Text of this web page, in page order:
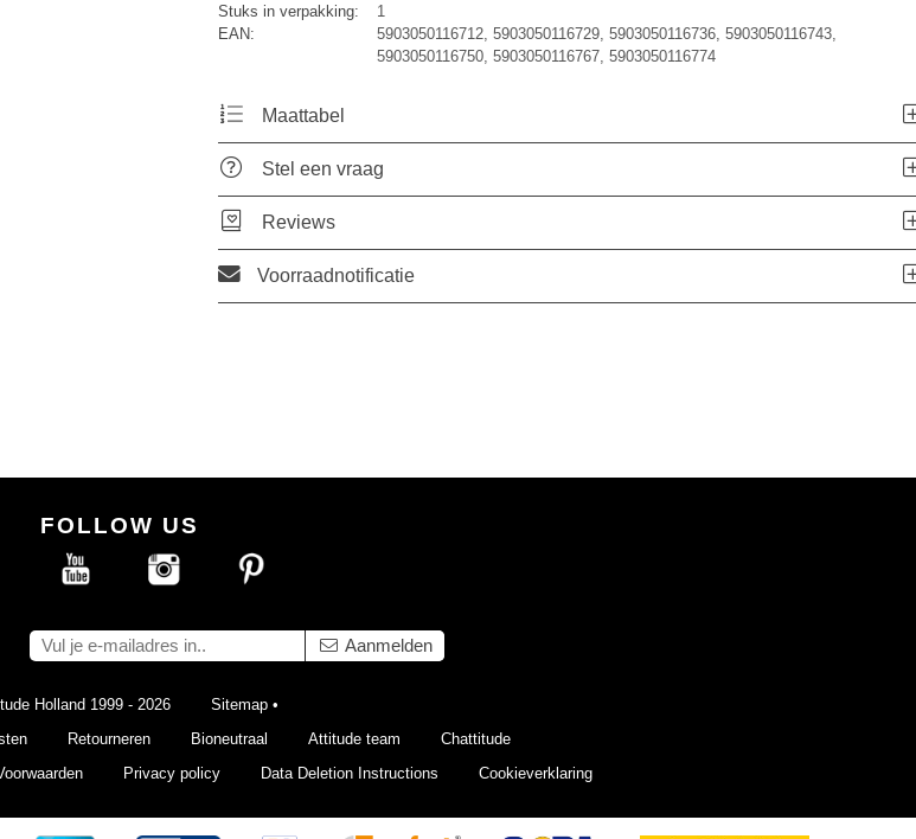
Stuks in verpakking:
1
EAN:
5903050116712, 5903050116729, 5903050116736, 5903050116743,
5903050116750, 5903050116767, 5903050116774
Maattabel
Stel een vraag
Reviews
Voorraadnotificatie
FOLLOW US
Aanmelden
Holland 1999 - 2026 Sitemap •
Retourneren Bioneutraal Attitude team
Chattitude
Privacy policy Data Deletion Instructions Cookieverklaring